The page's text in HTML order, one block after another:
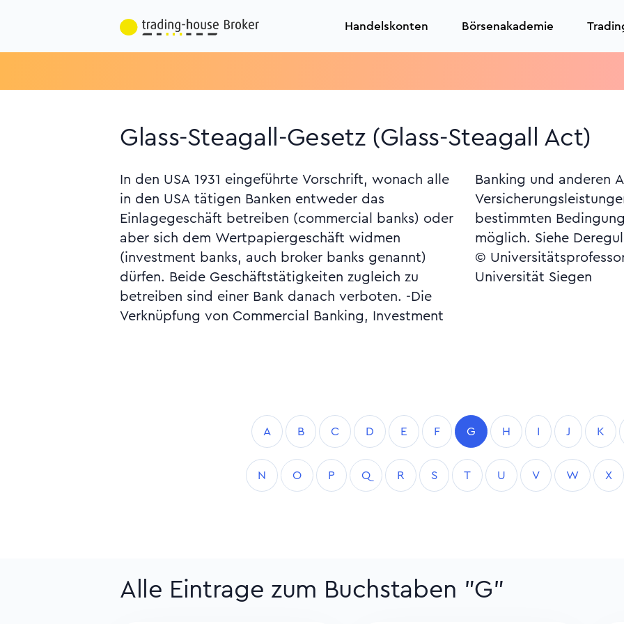
Handelskonten Börsenakademie
Glass-Steagall-Gesetz (Glass-Steagall Act)
In den USA 1931 eingeführte Vorschrift, wonach alle
in den USA tätigen Banken entweder das
Einlagegeschäft betreiben (commercial banks) oder
aber sich dem Wertpapiergeschäft widmen
(investment banks, auch broker banks genannt)
dürfen. Beide Geschäftstätigkeiten zugleich zu
betreiben sind einer Bank danach verboten. -Die
Verknüpfung von Commercial Banking, Investment
Banking und anderen Aktivitäten (etwa
Versicherungsleistungen) ist seit 1999 unter
bestimmten Bedingungen über eine Holding
möglich. Siehe
©
Universität Siegen
A B C D E F G H I J K
N O P Q R S T U V W X
Alle Eintrage zum Buchstaben "G"